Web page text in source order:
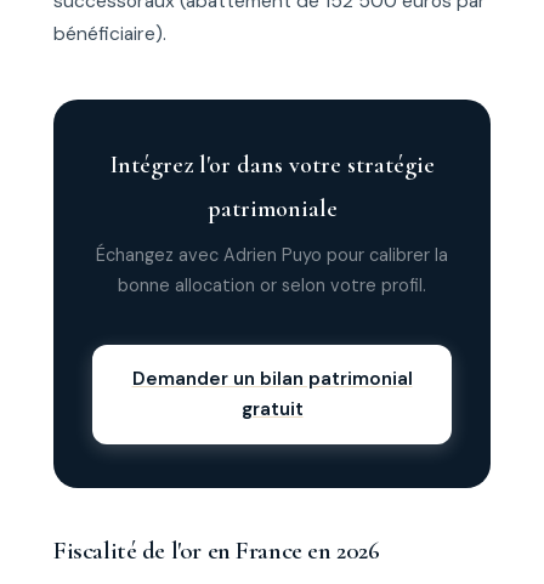
bénéficiaire).
Intégrez l'or dans votre stratégie
patrimoniale
Échangez avec Adrien Puyo pour calibrer la
bonne allocation or selon votre profil.
Demander un bilan patrimonial
gratuit
Fiscalité de l'or en France en 2026